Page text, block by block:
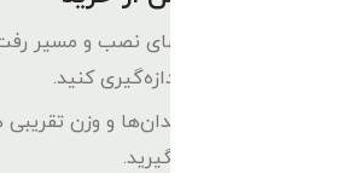
ابعاد فضای نصب و مسیر
دقیق اندازه‌گیری کنید.
تعداد گلدان‌ها و وزن تقریبی
در نظر بگیرید.